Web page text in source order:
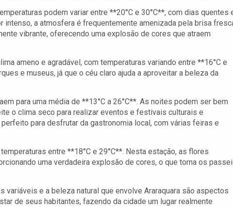
podem variar entre **20°C e 30°C**, com dias quentes
intenso, a atmosfera é frequentemente amenizada pela brisa
vibrante, oferecendo uma explosão de cores que atraem
ameno e agradável, com temperaturas variando entre **16°C e
e museus, já que o céu claro ajuda a aproveitar a beleza da
para uma média de **13°C a 26°C**. As noites podem ser bem
o clima seco para realizar eventos e festivais culturais e
para desfrutar da gastronomia local, com várias feiras e
entre **18°C e 29°C**. Nesta estação, as flores
uma verdadeira explosão de cores, o que torna os
variáveis e a beleza natural que envolve Araraquara são aspectos
de seus habitantes, fazendo da cidade um lugar realmente